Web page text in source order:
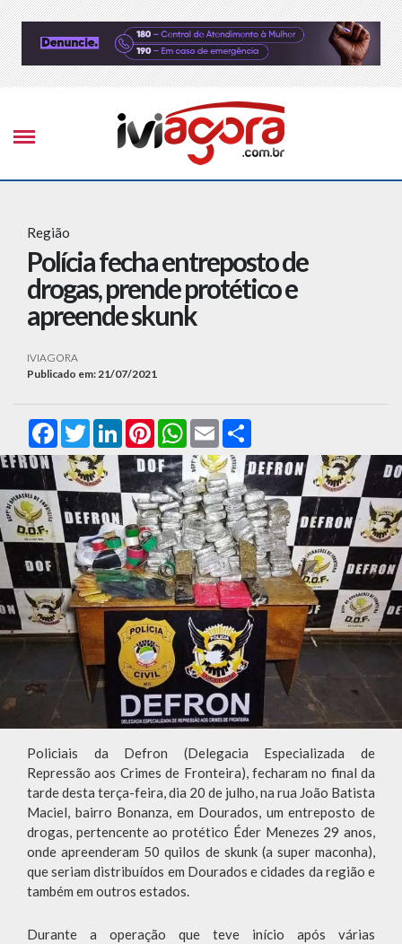
Região
Polícia fecha entreposto de
drogas, prende protético e
apreende skunk
IVIAGORA
Publicado em: 21/07/2021
FacebookTwitterLinkedInPinterestWhatsApp
Email
Policiais da Defron (Delegacia Especializada de
Repressão aos Crimes de Fronteira), fecharam no final da
tarde desta terça-feira, dia 20 de julho, na rua João Batista
Maciel, bairro Bonanza, em Dourados, um entreposto de
drogas, pertencente ao protético Éder Menezes 29 anos,
onde apreenderam 50 quilos de skunk (a super maconha),
que seriam distribuídos em Dourados e cidades da região e
também em outros estados.
Durante a operação que teve início após várias